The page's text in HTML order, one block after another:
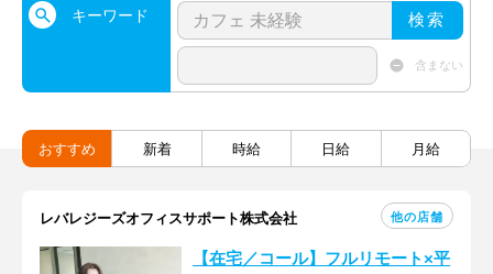
キーワード 検索
含まない
おすすめ 新着 時給 日給 月給
レバレジーズオフィスサポート株式会社 他の店舗
【在宅／コール】フルリモート×平